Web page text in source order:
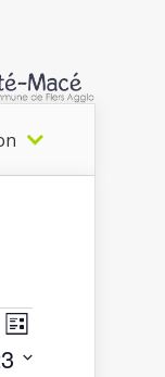
Navigation
de
vues
Liste